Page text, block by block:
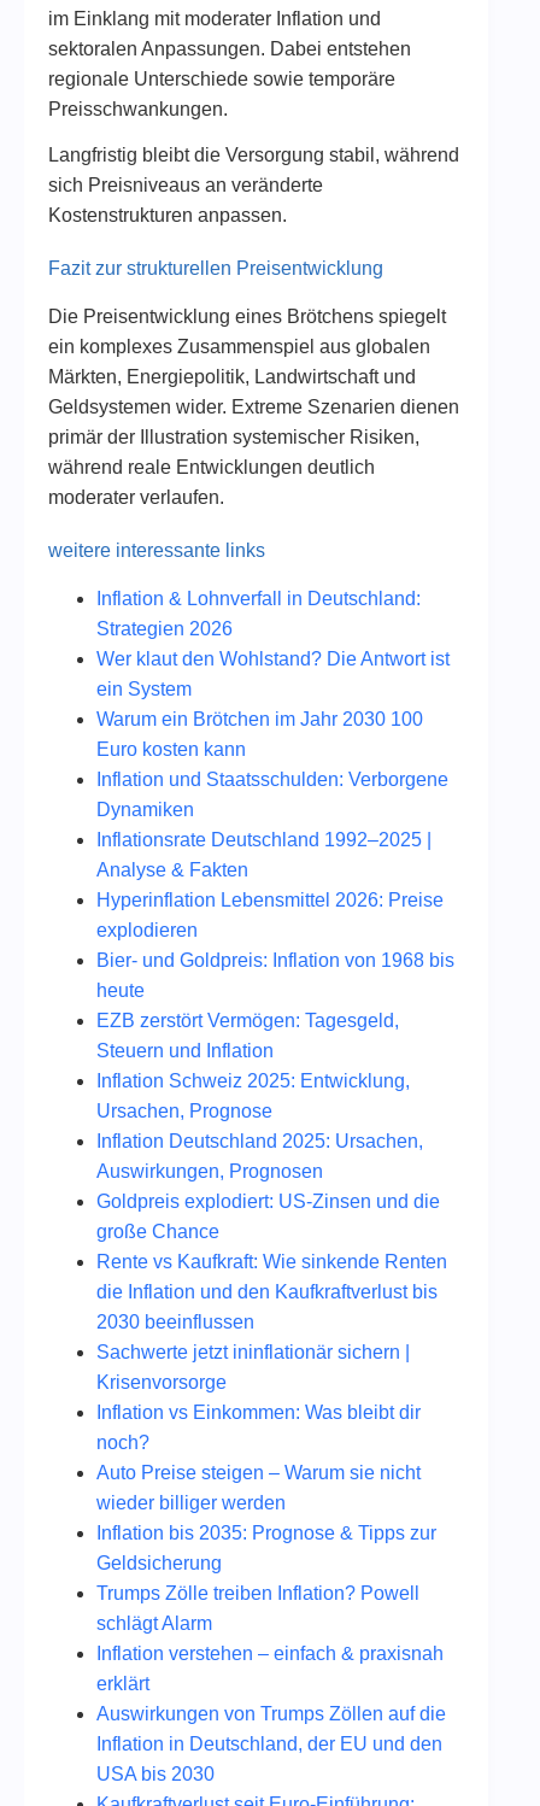
im Einklang mit moderater Inflation und
sektoralen Anpassungen. Dabei entstehen
regionale Unterschiede sowie temporäre
Preisschwankungen.
Langfristig bleibt die Versorgung stabil, während
sich Preisniveaus an veränderte
Kostenstrukturen anpassen.
Fazit zur strukturellen Preisentwicklung
Die Preisentwicklung eines Brötchens spiegelt
ein komplexes Zusammenspiel aus globalen
Märkten, Energiepolitik, Landwirtschaft und
Geldsystemen wider. Extreme Szenarien dienen
primär der Illustration systemischer Risiken,
während reale Entwicklungen deutlich
moderater verlaufen.
weitere interessante links
Inflation & Lohnverfall in Deutschland:
Strategien 2026
Wer klaut den Wohlstand? Die Antwort ist
ein System
Warum ein Brötchen im Jahr 2030 100
Euro kosten kann
Inflation und Staatsschulden: Verborgene
Dynamiken
Inflationsrate Deutschland 1992–2025 |
Analyse & Fakten
Hyperinflation Lebensmittel 2026: Preise
explodieren
Bier- und Goldpreis: Inflation von 1968 bis
heute
EZB zerstört Vermögen: Tagesgeld,
Steuern und Inflation
Inflation Schweiz 2025: Entwicklung,
Ursachen, Prognose
Inflation Deutschland 2025: Ursachen,
Auswirkungen, Prognosen
Goldpreis explodiert: US-Zinsen und die
große Chance
Rente vs Kaufkraft: Wie sinkende Renten
die Inflation und den Kaufkraftverlust bis
2030 beeinflussen
Sachwerte jetzt ininflationär sichern |
Krisenvorsorge
Inflation vs Einkommen: Was bleibt dir
noch?
Auto Preise steigen – Warum sie nicht
wieder billiger werden
Inflation bis 2035: Prognose & Tipps zur
Geldsicherung
Trumps Zölle treiben Inflation? Powell
schlägt Alarm
Inflation verstehen – einfach & praxisnah
erklärt
Auswirkungen von Trumps Zöllen auf die
Inflation in Deutschland, der EU und den
USA bis 2030